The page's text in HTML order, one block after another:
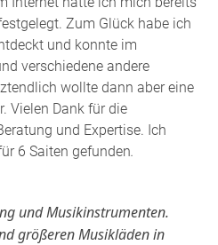
Zum Glück habe ich
und konnte im
verschiedene andere
wollte dann aber eine
Vielen Dank für die
und Expertise. Ich
6 Saiten gefunden.
und Musikinstrumenten.
größeren Musikläden in